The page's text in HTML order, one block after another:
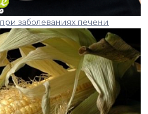
заболеваниях печени